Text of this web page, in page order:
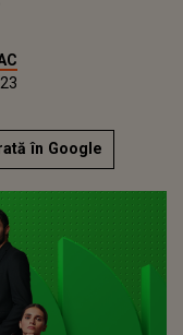
în Google